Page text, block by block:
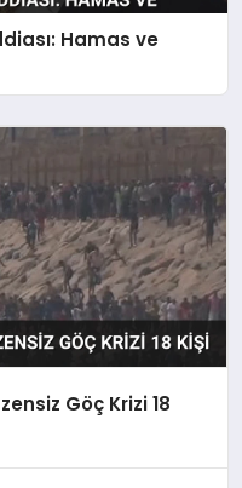
Hamas ve
Göç Krizi 18